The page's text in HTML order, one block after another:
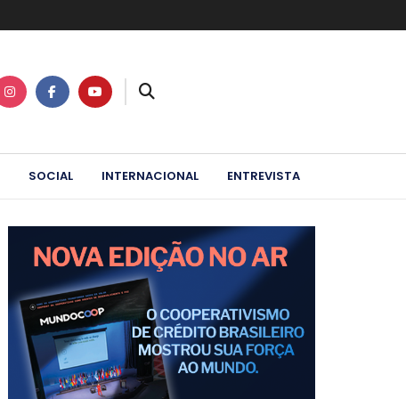
SOCIAL INTERNACIONAL ENTREVISTA